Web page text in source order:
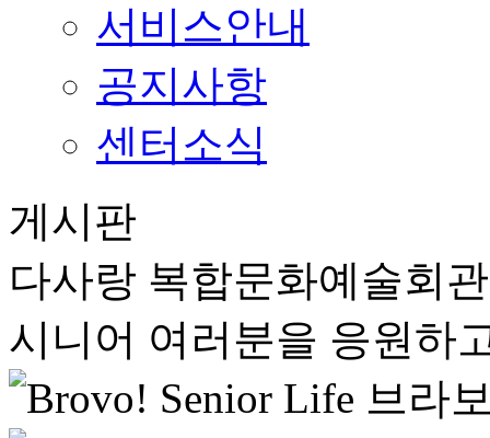
서비스안내
공지사항
센터소식
게시판
다사랑 복합문화예술회
시니어 여러분을 응원하